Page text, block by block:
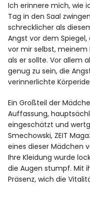
Ich erinnere mich, wie
Tag in den Saal
schrecklicher als
Angst vor dem Spiegel,
vor mir selbst, meinem
als er sollte. Vor allem
genug zu sein, die
verinnerlichte
Ein Großteil der
Auffassung,
eingeschätzt und
Smechowski, ZEIT
eines dieser Mädchen
Ihre Kleidung wurde
die Augen stumpf. Mit
Präsenz, wich die